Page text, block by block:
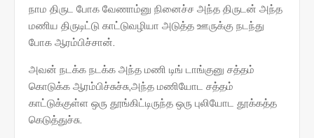
நாம திருட போக வேணாம்னு நினைச்ச அந்த திருடன் அந்த
மணிய திருடிட்டு காட்டுவழியா அடுத்த ஊருக்கு நடந்து
போக ஆரம்பிச்சான்.
அவன் நடக்க நடக்க அந்த மணி டிங் டாங்குனு சத்தம்
கொடுக்க ஆரம்பிச்சுச்சு,அந்த மணியோட சத்தம்
காட்டுக்குள்ள ஒரு தூங்கிட்டிருந்த ஒரு புலியோட தூக்கத்த
கெடுத்துச்சு.